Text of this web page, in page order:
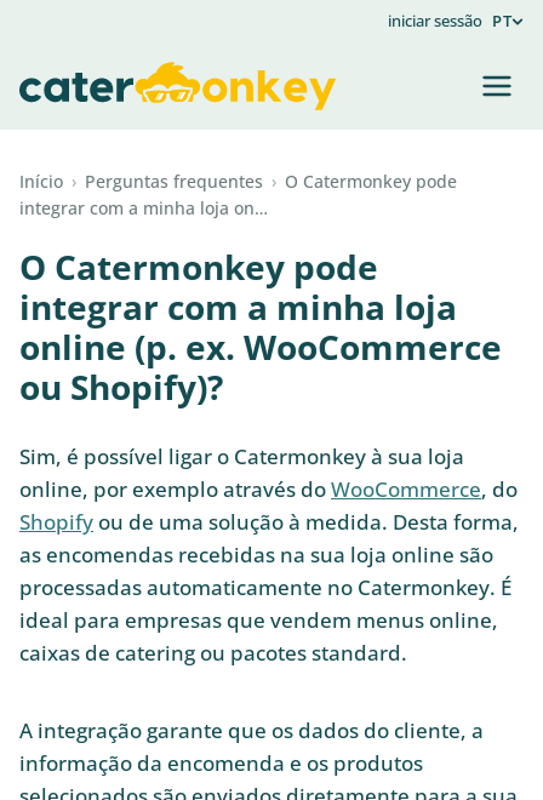
iniciar sessão PT
Início › Perguntas frequentes › O Catermonkey pode
integrar com a minha loja on…
O Catermonkey pode
integrar com a minha loja
online (p. ex. WooCommerce
ou Shopify)?
Sim, é possível ligar o Catermonkey à sua loja
online, por exemplo através doWooCommerce, do
Shopify ou de uma solução à medida. Desta forma,
as encomendas recebidas na sua loja online são
processadas automaticamente no Catermonkey. É
ideal para empresas que vendem menus online,
caixas de catering ou pacotes standard.
A integração garante que os dados do cliente, a
informação da encomenda e os produtos